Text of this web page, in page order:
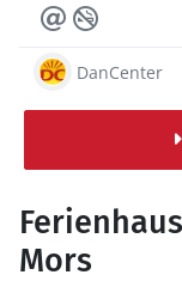
DanCenter
Mors